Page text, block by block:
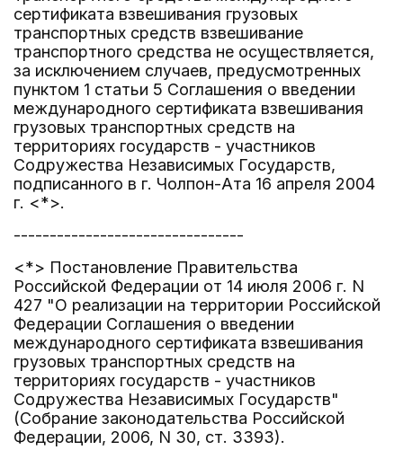
сертификата взвешивания грузовых
транспортных средств взвешивание
транспортного средства не осуществляется,
за исключением случаев, предусмотренных
пунктом 1 статьи 5 Соглашения о введении
международного сертификата взвешивания
грузовых транспортных средств на
территориях государств - участников
Содружества Независимых Государств,
подписанного в г. Чолпон-Ата 16 апреля 2004
г. <*>.
--------------------------------
<*> Постановление Правительства
Российской Федерации от 14 июля 2006 г. N
427 "О реализации на территории Российской
Федерации Соглашения о введении
международного сертификата взвешивания
грузовых транспортных средств на
территориях государств - участников
Содружества Независимых Государств"
(Собрание законодательства Российской
Федерации, 2006, N 30, ст. 3393).